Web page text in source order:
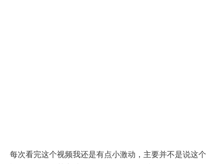
每次看完这个视频我还是有点小激动，主要并不是说这个